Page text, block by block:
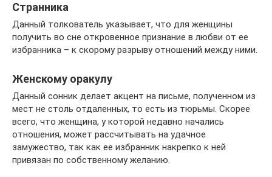
Странника
Данный толкователь указывает, что для женщины
получить во сне откровенное признание в любви от ее
избранника – к скорому разрыву отношений между ними.
Женскому оракулу
Данный сонник делает акцент на письме, полученном из
мест не столь отдаленных, то есть из тюрьмы. Скорее
всего, что женщина, у которой недавно начались
отношения, может рассчитывать на удачное
замужество, так как ее избранник накрепко к ней
привязан по собственному желанию.